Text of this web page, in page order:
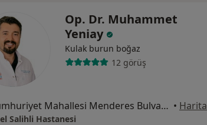
Op. Dr. Muhammet
Yeniay
Kulak burun boğaz
12 görüş
Cumhuriyet Mahallesi Menderes Bulvarı No:48, Manisa • Harita
Salihli Hastanesi